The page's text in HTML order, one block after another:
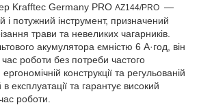
Krafftec Germany PRO AZ144/PRO —
і потужний інструмент, призначений
трави та невеликих чагарників.
акумулятора ємністю 6 А·год, він
роботи без потреби частого
конструкції та регульованій
експлуатації та гарантує високий
роботи.